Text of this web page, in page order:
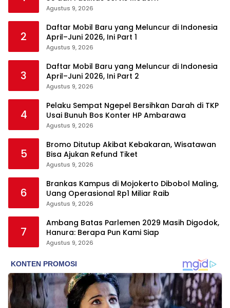
Agustus 9, 2026
2
Daftar Mobil Baru yang Meluncur di Indonesia
April–Juni 2026, Ini Part 1
Agustus 9, 2026
3
Daftar Mobil Baru yang Meluncur di Indonesia
April–Juni 2026, Ini Part 2
Agustus 9, 2026
4
Pelaku Sempat Ngepel Bersihkan Darah di TKP
Usai Bunuh Bos Konter HP Ambarawa
Agustus 9, 2026
5
Bromo Ditutup Akibat Kebakaran, Wisatawan
Bisa Ajukan Refund Tiket
Agustus 9, 2026
6
Brankas Kampus di Mojokerto Dibobol Maling,
Uang Operasional Rp1 Miliar Raib
Agustus 9, 2026
7
Ambang Batas Parlemen 2029 Masih Digodok,
Hanura: Berapa Pun Kami Siap
Agustus 9, 2026